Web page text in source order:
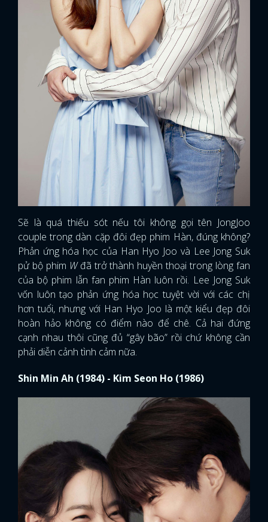
Sẽ là quá thiếu sót nếu tôi không gọi tên JongJoo
couple trong dàn cặp đôi đẹp phim Hàn, đúng không?
Phản ứng hóa học của Han Hyo Joo và Lee Jong Suk
pử bộ phim Wđã trở thành huyền thoại trong lòng fan
của bộ phim lẫn fan phim Hàn luôn rồi. Lee Jong Suk
vốn luôn tạo phản ứng hóa học tuyệt vời với các chị
hơn tuổi, nhưng với Han Hyo Joo là một kiểu đẹp đôi
hoàn hảo không có điểm nào để chê. Cả hai đứng
cạnh nhau thôi cũng đủ “gây bão” rồi chứ không cần
phải diễn cảnh tình cảm nữa.
Shin Min Ah (1984) - Kim Seon Ho (1986)